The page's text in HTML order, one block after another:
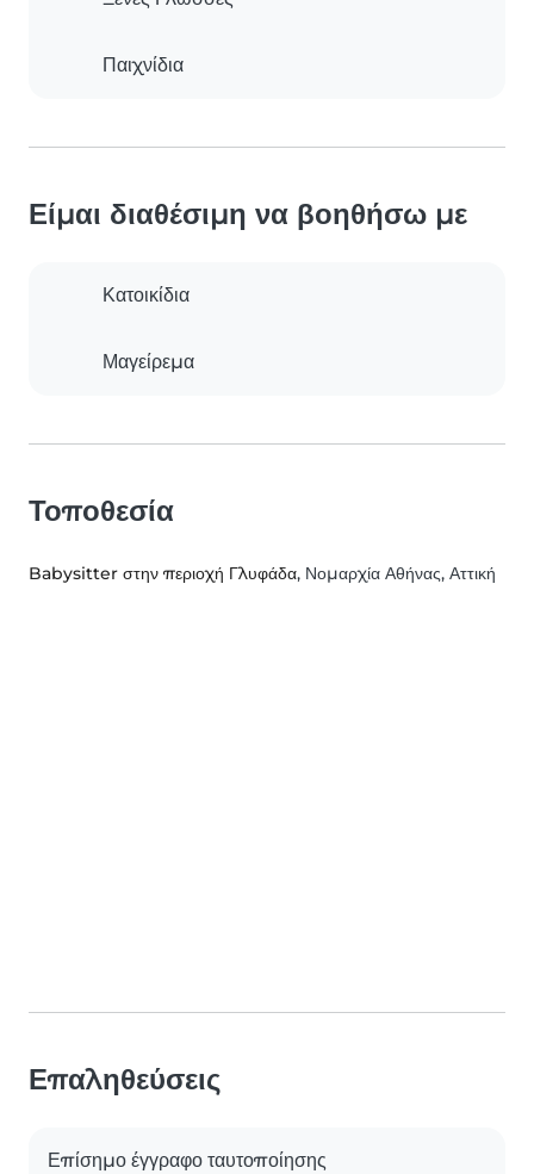
Παιχνίδια
Είμαι διαθέσιμη να βοηθήσω με
Κατοικίδια
Μαγείρεμα
Τοποθεσία
Babysitter στην περιοχή Γλυφάδα, Νομαρχία Αθήνας, Αττική
Επαληθεύσεις
Επίσημο έγγραφο ταυτοποίησης